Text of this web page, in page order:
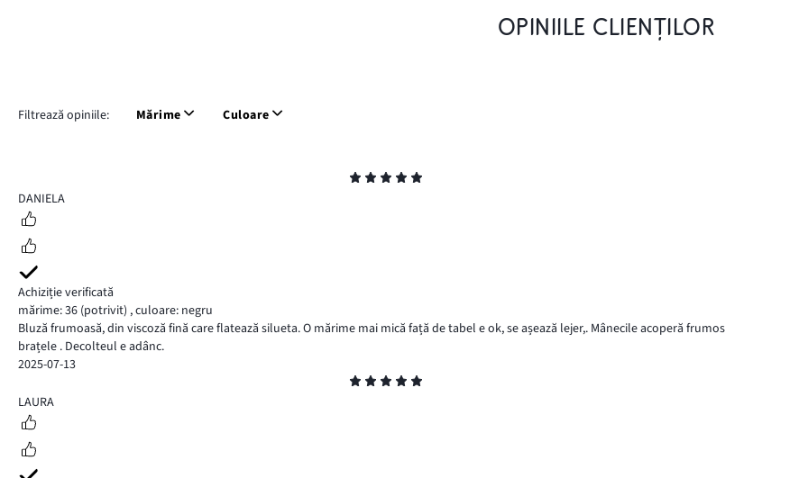
OPINIILE CLIENȚILOR
Filtrează opiniile: Mărime Culoare
5
DANIELA
Achiziție verificată
mărime: 36 (potrivit) ,culoare: negru
Bluză frumoasă, din viscoză fină care flatează silueta. O mărime mai mică față de tabel e ok, se așează lejer,. Mânecile acoperă frumos
brațele . Decolteul e adânc.
2025-07-13
5LAURA